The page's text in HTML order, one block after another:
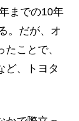
までの10年
。だが、オ
ことで、
ど、トヨタ